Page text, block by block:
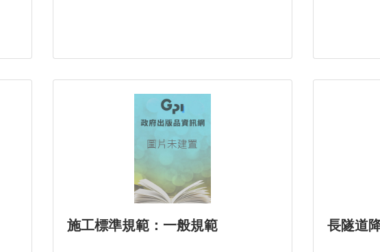
施工標準規範：一般規範 長隧道